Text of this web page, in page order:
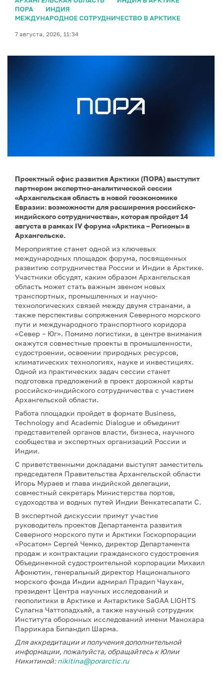
ПОРА
ИНДИЯ
МЕЖДУНАРОДНОЕ СОТРУДНИЧЕСТВО В АРКТИКЕ
7 августа, 2026, 11:34
Проектный офис развития Арктики (ПОРА) выступит
партнером экспертно-аналитической сессии
«Архангельская область в новой геоэкономике
Евразии: возможности для расширения российско-
индийского сотрудничества», которая пройдет 14
августа в рамках IV форума «Арктика – Регионы» в
Архангельске.
Мероприятие станет одной из ключевых
международных площадок форума, посвященных
развитию сотрудничества России и Индии в Арктике.
Участники обсудят, каким образом Архангельская
область может стать важным звеном новых
транспортных, промышленных и научно-
технологических связей между двумя странами, а
также перспективы сопряжения Северного морского
пути и международного транспортного коридора
«Север – Юг». Помимо логистики, в центре внимания
окажутся совместные проекты в промышленности,
судостроении, освоении природных ресурсов,
климатических технологиях, науке и инвестициях.
Одной из практических задач сессии станет
подготовка предложений в проект дорожной карты
российско-индийского сотрудничества с участием
Архангельской области.
Работа площадки пройдет в формате Business,
Technology and Academic Dialogue и объединит
представителей органов власти, бизнеса, научного
сообщества и экспертных организаций России и
Индии.
С приветственными докладами выступят заместитель
председателя Правительства Архангельской области
Игорь Мураев и глава индийской делегации,
совместный секретарь Министерства портов,
судоходства и водных путей Индии Венкатесапати С.
В экспертной дискуссии примут участие
руководитель проектов Департамента развития
Северного морского пути и Арктики Госкорпорации
«Росатом» Сергей Чемко, директор Департамента
продаж и контрактации гражданского судостроения
Объединенной судостроительной корпорации Михаил
Афонютин, генеральный директор Национального
морского фонда Индии адмирал Прадип Чаухан,
президент Центра научных исследований и
геополитики в Арктике и Антарктике SaGAA LIGHTS
Сулагна Чаттопадхьяй, а также научный сотрудник
Института оборонных исследований имени Манохара
Паррикара Бипандип Шарма.
Для аккредитации и получения дополнительной
информации, пожалуйста, обращайтесь к Юлии
Никитиной:nikitina@porarctic.ru